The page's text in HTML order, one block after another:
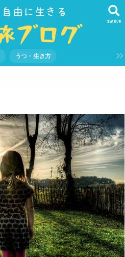
SEARCH
うつ・生き方